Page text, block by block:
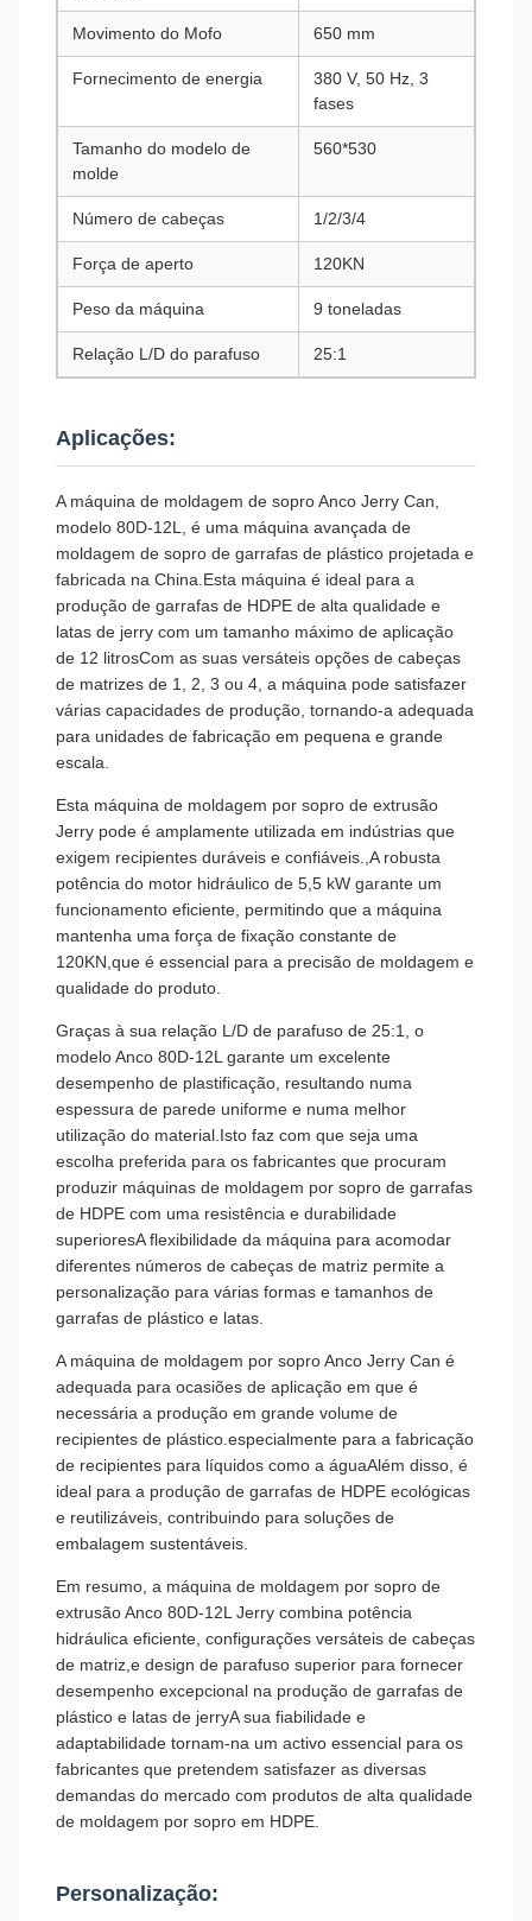
Movimento do Mofo 650 mm
Fornecimento de energia
380 V, 50 Hz, 3
fases
Tamanho do modelo de
molde
560*530
Número de cabeças 1/2/3/4
Força de aperto 120KN
Peso da máquina 9 toneladas
Relação L/D do parafuso 25:1
Aplicações:
A máquina de moldagem de sopro Anco Jerry Can,
modelo 80D-12L, é uma máquina avançada de
moldagem de sopro de garrafas de plástico projetada e
fabricada na China.Esta máquina é ideal para a
produção de garrafas de HDPE de alta qualidade e
latas de jerry com um tamanho máximo de aplicação
de 12 litrosCom as suas versáteis opções de cabeças
de matrizes de 1, 2, 3 ou 4, a máquina pode satisfazer
várias capacidades de produção, tornando-a adequada
para unidades de fabricação em pequena e grande
escala.
Esta máquina de moldagem por sopro de extrusão
Jerry pode é amplamente utilizada em indústrias que
exigem recipientes duráveis e confiáveis.,A robusta
potência do motor hidráulico de 5,5 kW garante um
funcionamento eficiente, permitindo que a máquina
mantenha uma força de fixação constante de
120KN,que é essencial para a precisão de moldagem e
qualidade do produto.
Graças à sua relação L/D de parafuso de 25:1, o
modelo Anco 80D-12L garante um excelente
desempenho de plastificação, resultando numa
espessura de parede uniforme e numa melhor
utilização do material.Isto faz com que seja uma
escolha preferida para os fabricantes que procuram
produzir máquinas de moldagem por sopro de garrafas
de HDPE com uma resistência e durabilidade
superioresA flexibilidade da máquina para acomodar
diferentes números de cabeças de matriz permite a
personalização para várias formas e tamanhos de
garrafas de plástico e latas.
A máquina de moldagem por sopro Anco Jerry Can é
adequada para ocasiões de aplicação em que é
necessária a produção em grande volume de
recipientes de plástico.especialmente para a fabricação
de recipientes para líquidos como a águaAlém disso, é
ideal para a produção de garrafas de HDPE ecológicas
e reutilizáveis, contribuindo para soluções de
embalagem sustentáveis.
Em resumo, a máquina de moldagem por sopro de
extrusão Anco 80D-12L Jerry combina potência
hidráulica eficiente, configurações versáteis de cabeças
de matriz,e design de parafuso superior para fornecer
desempenho excepcional na produção de garrafas de
plástico e latas de jerryA sua fiabilidade e
adaptabilidade tornam-na um activo essencial para os
fabricantes que pretendem satisfazer as diversas
demandas do mercado com produtos de alta qualidade
de moldagem por sopro em HDPE.
Personalização: